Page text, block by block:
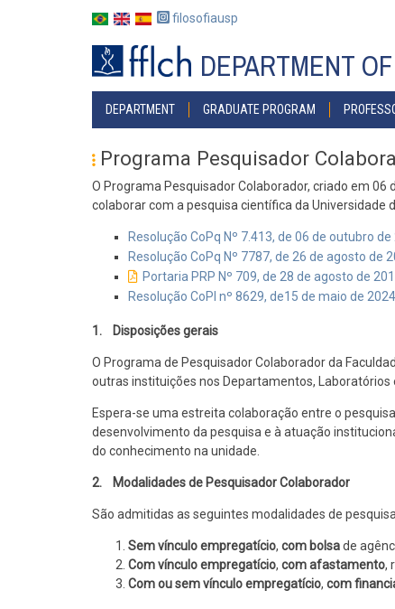
filosofiausp
DEPARTMENT
MENU
POSGRAD
DEPARTMENT GRADUATE PROGRAM
Programa Pesquisador
O Programa Pesquisador Colaborador, criado em
colaborar com a pesquisa científica da Universidade
Resolução CoPq Nº 7.413, de 06 de outubro de
Resolução CoPq Nº 7787, de 26 de agosto de
Portaria PRP Nº 709, de 28 de agosto de
Resolução CoPI nº 8629, de15 de maio de 2024
1. Disposições gerais
O Programa de Pesquisador Colaborador da
outras instituições nos Departamentos, Laboratórios
Espera-se uma estreita colaboração entre o
desenvolvimento da pesquisa e à atuação
do conhecimento na unidade.
2. Modalidades de Pesquisador Colaborador
São admitidas as seguintes modalidades de
Sem vínculo empregatício, com bolsade
Com vínculo empregatício, com afastamento,
Com ou sem vínculo empregatício, com